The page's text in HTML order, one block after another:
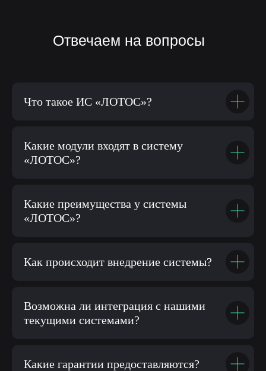
Что такое ИС «ЛОТОС»?
Какие модули входят в систему
«ЛОТОС»?
Какие преимущества у системы
«ЛОТОС»?
Как происходит внедрение системы?
Возможна ли интеграция с нашими
текущими системами?
Какие гарантии предоставляются?